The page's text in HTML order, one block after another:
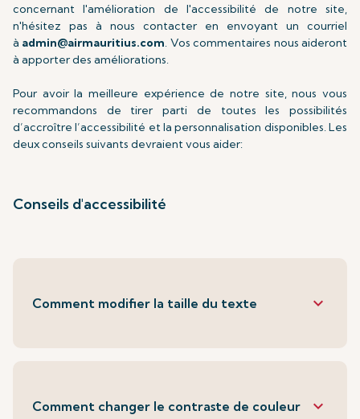
concernant l'amélioration de l'accessibilité de notre site,
n'hésitez pas à nous contacter en envoyant un courriel
à admin@airmauritius.com. Vos commentaires nous aideront
à apporter des améliorations.
Pour avoir la meilleure expérience de notre site, nous vous
recommandons de tirer parti de toutes les possibilités
d’accroître l’accessibilité et la personnalisation disponibles. Les
deux conseils suivants devraient vous aider:
Conseils d'accessibilité
Comment modifier la taille du texte keyboard_arrow_down
Comment changer le contraste de couleur keyboard_arrow_down